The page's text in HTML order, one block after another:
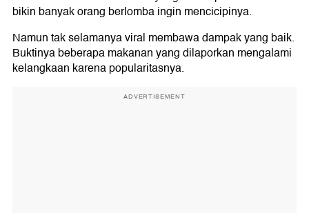
bikin banyak orang berlomba ingin mencicipinya.
Namun tak selamanya viral membawa dampak yang baik.
Buktinya beberapa makanan yang dilaporkan mengalami
kelangkaan karena popularitasnya.
ADVERTISEMENT